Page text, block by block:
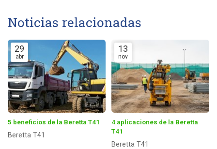
Noticias relacionadas
29
abr
5 beneficios de la Beretta T41
Beretta T41
13
nov
4 aplicaciones de la Beretta
T41
Beretta T41